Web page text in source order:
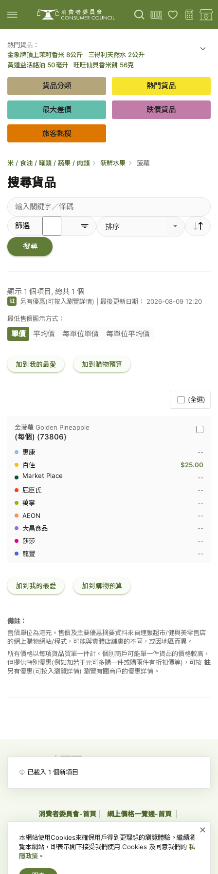
上載圖片 掃描條碼
熱門貨品：
金象牌頂上茉莉香米 8公斤
三得利天然水 2公升
黃道益活絡油 50毫升
旺旺仙貝香米餅 56克
百勝廚新加坡叻沙拉麵 144克
倍樂醇乳酪飲品 - 藍莓 65毫升 x 6
金象牌頂上茉莉香米 5公斤
低鹽/無鹽/低糖/無糖食品
貨品分類 熱門貨品
最大差價 跌價貨品
旅客熱搜
米 / 食油 / 罐頭 / 蔬果 / 肉類 新鮮水果 菠蘿
搜尋貨品
輸
入
關
鍵
字
篩選 排序
搜尋
顯示 1 個項目, 總共 1 個
註 另有優惠(可按入瀏覽詳情) |最後更新日期： 2026-08-09 12:20
最低售價顯示方式：
單價 平均價 每單位單價 每單位平均價
加到我的最愛 加到購物預算
(全選)
金
(每
金菠蘿 Golden Pineapple
(每個) (73806}
--
$25.00
--
--
--
--
--
--
--
加到我的最愛 加到購物預算
備註：
售價單位為港元。售價及主要優惠摘要資料來自連鎖超市/健與美零售店
的網上購物網站/程式，可能與實體店舖裏的不同，或因地區而異。
所有價格以每項貨品買單一件計。個別商戶可能單一件貨品的價格較高，
但提供特別優惠(例如加若干元可多購一件或購兩件有折扣價等)，可按 註
另有優惠(可按入瀏覽詳情)瀏覽有關商戶的優惠詳情。
消費者委員會-首頁
網上價格一覽通-首頁
免責、版權及無障礙聲明
常見問題
已載入1 個新項目
本網站使用Cookies來確保用戶得到更理想的瀏覽體驗。繼續瀏
覽本網站，即表示閣下接受我們使用 Cookies 及同意我們的 私
隱政策。
×